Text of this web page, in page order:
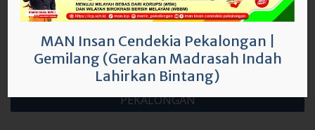
Post
navigation
Penyambutan Siswa Baru Angkatan 9 MAN Insan
Cendekia Pekalongan
RAKOR PERSIAPAN MADIN MAN INSAN CENDEKIA
PEKALONGAN
MAN Insan Cendekia Pekalongan
Gemilang (Gerakan Madrasah Indah
Lahirkan Bintang)